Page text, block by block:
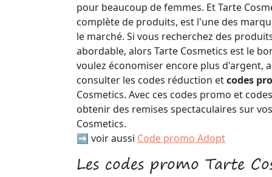
pour beaucoup de femmes. Et Tarte
complète de produits, est l'une des
le marché. Si vous recherchez des
abordable, alors Tarte Cosmetics est le
voulez économiser encore plus d'argent,
consulter les codes réduction etcodes
Cosmetics. Avec ces codes promo et
obtenir des remises spectaculaires sur
Cosmetics.
➡️ voir aussi Code promo Adopt
Les codes promo Tarte